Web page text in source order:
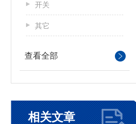
开关
其它
查看全部
相关文章